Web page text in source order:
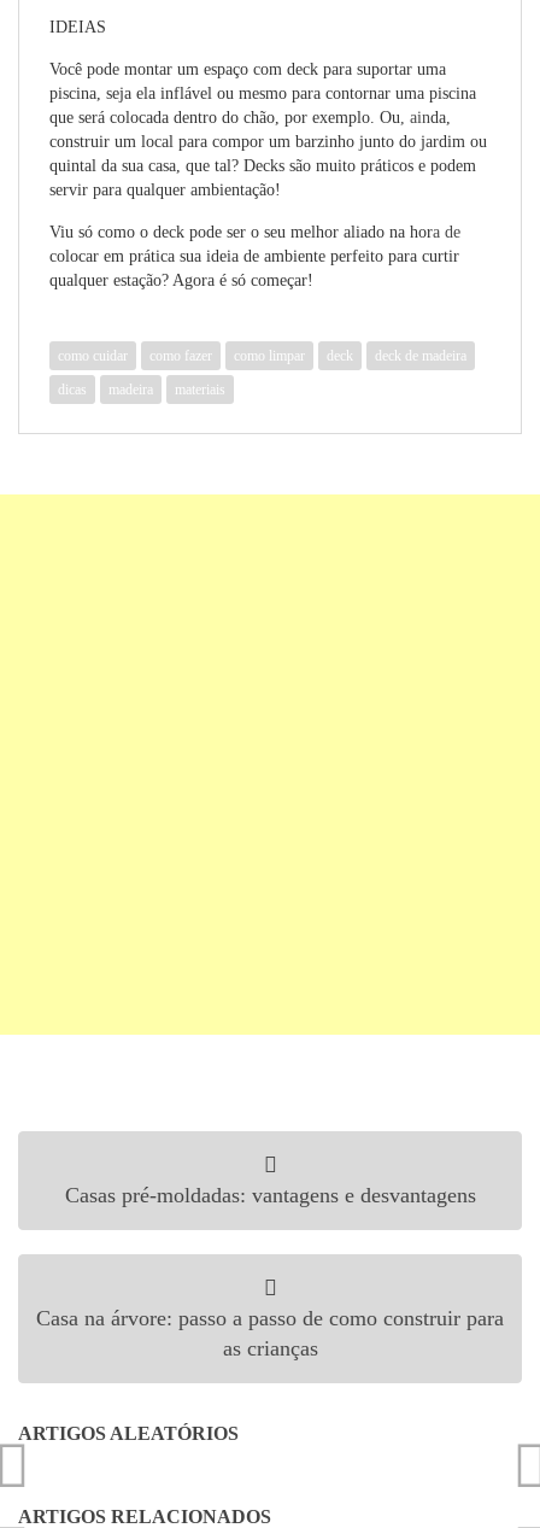
IDEIAS
Você pode montar um espaço com deck para suportar uma
piscina, seja ela inflável ou mesmo para contornar uma piscina
que será colocada dentro do chão, por exemplo. Ou, ainda,
construir um local para compor um barzinho junto do jardim ou
quintal da sua casa, que tal? Decks são muito práticos e podem
servir para qualquer ambientação!
Viu só como o deck pode ser o seu melhor aliado na hora de
colocar em prática sua ideia de ambiente perfeito para curtir
qualquer estação? Agora é só começar!
como cuidar como fazer como limpar deck
deck de madeira
dicas
madeira materiais
Casas pré-moldadas: vantagens e desvantagens
Casa na árvore: passo a passo de como construir para
as crianças
ARTIGOS ALEATÓRIOS
ARTIGOS RELACIONADOS